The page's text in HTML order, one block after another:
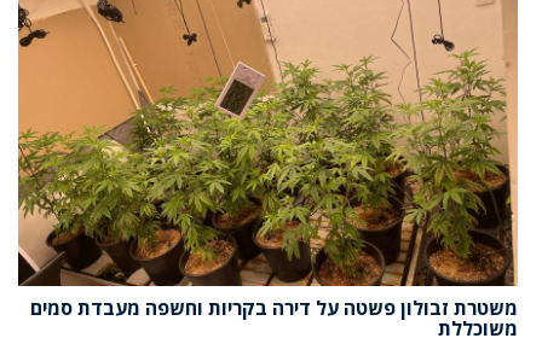
משטרת זבולון פשטה על דירה בקריות וחשפה מעבדת סמים
משוכללת